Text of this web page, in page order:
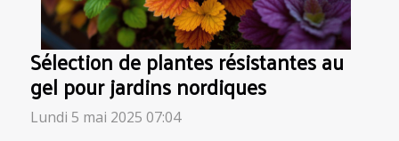
Sélection de plantes résistantes au
gel pour jardins nordiques
Lundi 5 mai 2025 07:04